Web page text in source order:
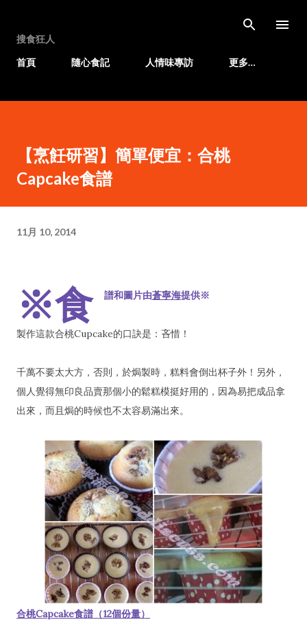
搜食狂人
首頁
隨心食記 人情味專訪 更多…
【烹飪研習】簡單便宜：合桃
Capcake食譜
11月 10, 2014
※食 譜和圖片由蒼寧海提供※
製作這款合桃Cupcake的口訣是：吝惜！
千萬不要太大方，否則，於焗製時，糕料會倒出杯子外！另外，
個人覺得無印良品賣那個小的鬆糕模挺好用的，因為易把成品拿
出來，而且焗的時候也不太容易滿出來。
合桃Capcake食譜（12個份量）